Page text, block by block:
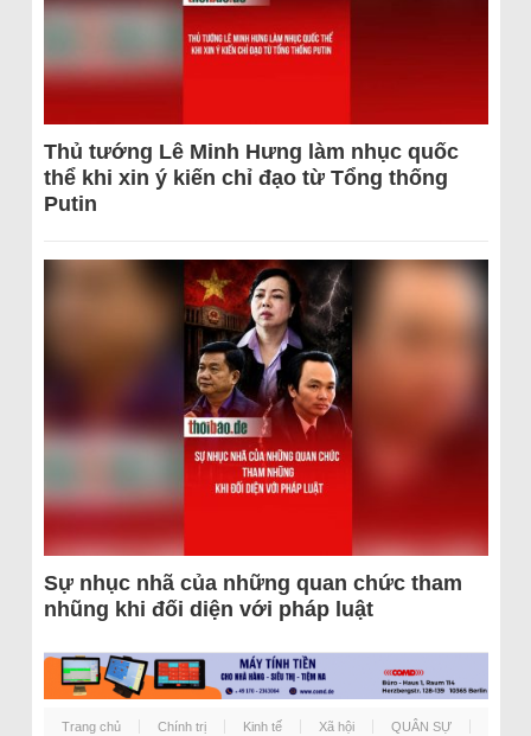
Thủ tướng Lê Minh Hưng làm nhục quốc
thể khi xin ý kiến chỉ đạo từ Tổng thống
Putin
Sự nhục nhã của những quan chức tham
nhũng khi đối diện với pháp luật
Trang chủ Chính trị Kinh tế Xã hội QUÂN SỰ